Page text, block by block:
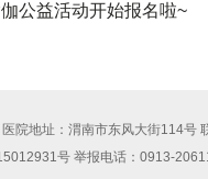
公益活动开始报名啦~
医院地址：渭南市东风大街114
号 举报电话：0913-